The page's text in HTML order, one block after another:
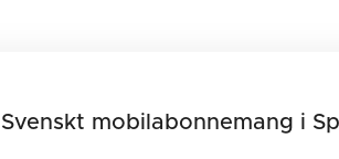
Svenskt mobilabonnemang i